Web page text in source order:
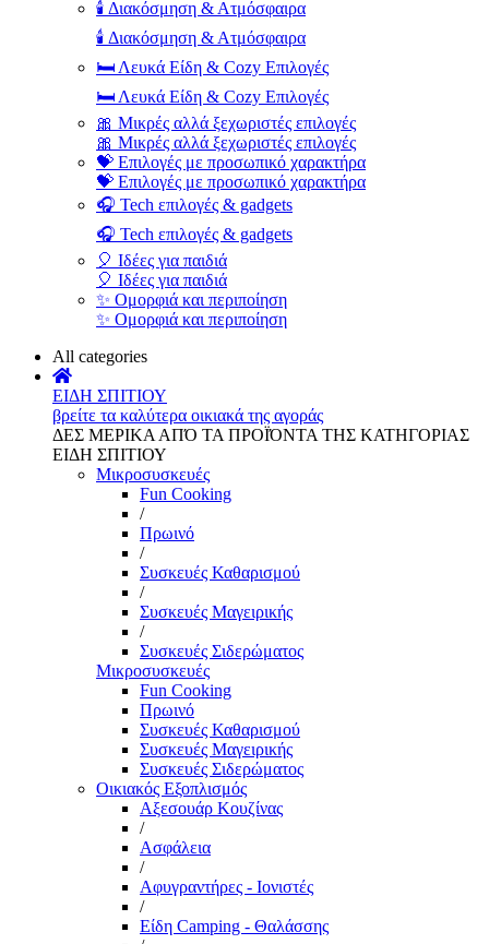
🕯️ Διακόσμηση & Ατμόσφαιρα
🕯️ Διακόσμηση & Ατμόσφαιρα
🛏️ Λευκά Είδη & Cozy Επιλογές
🛏️ Λευκά Είδη & Cozy Επιλογές
🎀 Μικρές αλλά ξεχωριστές επιλογές
🎀 Μικρές αλλά ξεχωριστές επιλογές
💝 Επιλογές με προσωπικό χαρακτήρα
💝 Επιλογές με προσωπικό χαρακτήρα
🎧 Tech επιλογές & gadgets
🎧 Tech επιλογές & gadgets
🎈 Ιδέες για παιδιά
🎈 Ιδέες για παιδιά
✨ Ομορφιά και περιποίηση
✨ Ομορφιά και περιποίηση
All categories
ΕΙΔΗ ΣΠΙΤΙΟΥ
βρείτε τα καλύτερα οικιακά της αγοράς
ΔΕΣ ΜΕΡΙΚΑ ΑΠΌ ΤΑ ΠΡΟΪΌΝΤΑ ΤΗΣ ΚΑΤΗΓΟΡΙΑΣ
ΕΙΔΗ ΣΠΙΤΙΟΥ
Μικροσυσκευές
Fun Cooking
/
Πρωινό
/
Συσκευές Καθαρισμού
/
Συσκευές Μαγειρικής
/
Συσκευές Σιδερώματος
Μικροσυσκευές
Fun Cooking
Πρωινό
Συσκευές Καθαρισμού
Συσκευές Μαγειρικής
Συσκευές Σιδερώματος
Οικιακός Εξοπλισμός
Αξεσουάρ Κουζίνας
/
Ασφάλεια
/
Αφυγραντήρες - Ιονιστές
/
Είδη Camping - Θαλάσσης